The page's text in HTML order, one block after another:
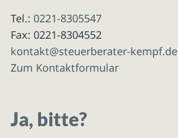
Tel.: 0221-8305547
Fax: 0221-8304552
kontakt@steuerberater-kempf.de
Zum Kontaktformular
Ja, bitte?